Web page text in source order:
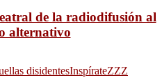
de la radiodifusión al
alternativo
disidentesInspírateZZZ